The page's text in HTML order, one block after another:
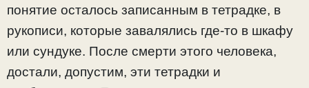
понятие осталось записанным в тетрадке, в
рукописи, которые завалялись где-то в шкафу
или сундуке. После смерти этого человека,
достали, допустим, эти тетрадки и